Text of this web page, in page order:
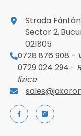
Strada
Sector 2,
021805
0728 876 908 -
0729 024 294 -
fizice